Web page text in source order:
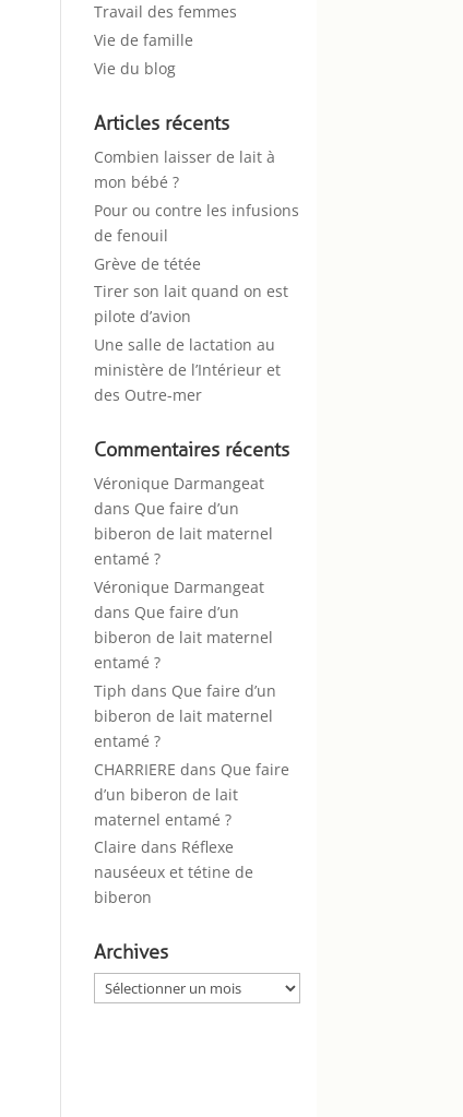
Travail des femmes
Vie de famille
Vie du blog
Articles récents
Combien laisser de lait à
mon bébé ?
Pour ou contre les infusions
de fenouil
Grève de tétée
Tirer son lait quand on est
pilote d’avion
Une salle de lactation au
ministère de l’Intérieur et
des Outre-mer
Commentaires récents
Véronique Darmangeat
dans Que faire d’un
biberon de lait maternel
entamé ?
Véronique Darmangeat
dans Que faire d’un
biberon de lait maternel
entamé ?
Tiph dans Que faire d’un
biberon de lait maternel
entamé ?
CHARRIERE dans Que faire
d’un biberon de lait
maternel entamé ?
Claire dans Réflexe
nauséeux et tétine de
biberon
Archives
Archives